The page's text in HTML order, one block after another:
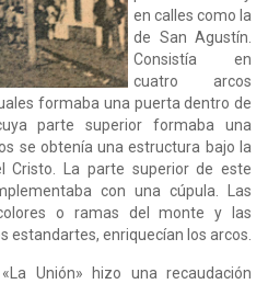
en calles como la
de San Agustín.
Consistía en
cuatro arcos
formaba una puerta dentro de
parte superior formaba una
se obtenía una estructura bajo la
Cristo. La parte superior de este
con una cúpula. Las
o ramas del monte y las
estandartes, enriquecían los arcos.
Unión» hizo una recaudación